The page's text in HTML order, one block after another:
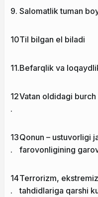
9. Salomatlik tuman
10Til bilgan el biladi
11.Befarqlik va
12
.
Vatan oldidagi burch
13
.
Qonun – ustuvorligi
farovonligining
14
.
Terrorizm,
tahdidlariga qarshi